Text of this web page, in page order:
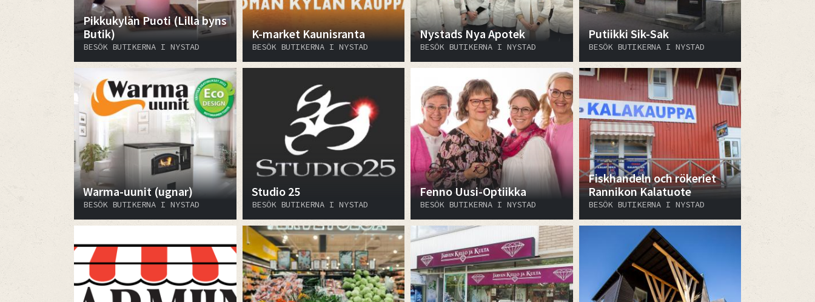
Pikkukylän Puoti (Lilla byns
Butik)
BESÖK BUTIKERNA I NYSTAD
K-market Kaunisranta
BESÖK BUTIKERNA I NYSTAD
Nystads Nya Apotek
BESÖK BUTIKERNA I NYSTAD
Putiikki Sik-Sak
BESÖK BUTIKERNA I NYSTAD
Warma-uunit (ugnar)
BESÖK BUTIKERNA I NYSTAD
Studio 25
BESÖK BUTIKERNA I NYSTAD
Fenno Uusi-Optiikka
BESÖK BUTIKERNA I NYSTAD
Fiskhandeln och rökeriet
Rannikon Kalatuote
BESÖK BUTIKERNA I NYSTAD